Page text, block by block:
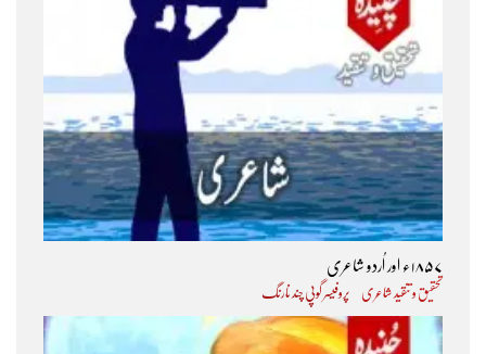
۱۸۵۷ء اور اُردو شاعری
تحقیق و تنقید شاعری پروفیسر گوپی چند نارنگ